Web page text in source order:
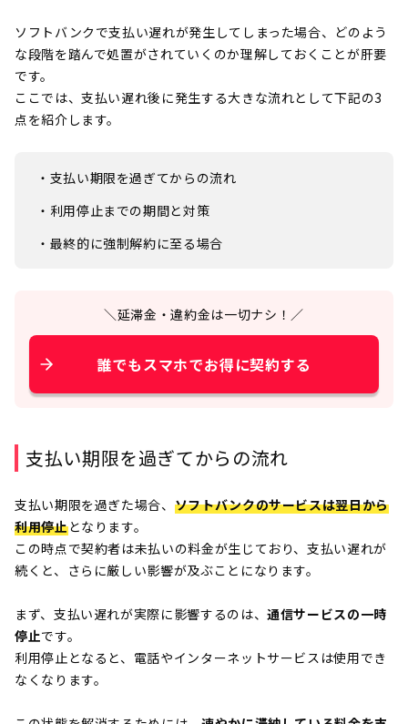
ソフトバンクで支払い遅れが発生してしまった場合、どのよう
な段階を踏んで処置がされていくのか理解しておくことが肝要
です。
ここでは、支払い遅れ後に発生する大きな流れとして下記の3
点を紹介します。
・支払い期限を過ぎてからの流れ
・利用停止までの期間と対策
・最終的に強制解約に至る場合
＼延滞金・違約金は一切ナシ！／
誰でもスマホでお得に契約する
支払い期限を過ぎてからの流れ
支払い期限を過ぎた場合、 ソフトバンクのサービスは翌日から
利用停止となります。
この時点で契約者は未払いの料金が生じており、支払い遅れが
続くと、さらに厳しい影響が及ぶことになります。
まず、支払い遅れが実際に影響するのは、通信サービスの一時
停止です。
利用停止となると、電話やインターネットサービスは使用でき
なくなります。